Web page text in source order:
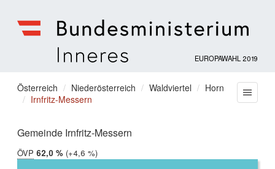
für
Inneres
EUROPAWAHL 2019
Sie
befinden
hier:
Österreich Niederösterreich Waldviertel
Horn
Irnfritz-Messern
Gemeinde Irnfritz-Messern
ÖVP 2019:
62,0 %
2014:
57,4 %
Differenz:
+4,6 %